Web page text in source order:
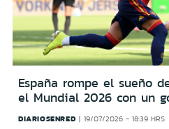
España rompe el sueño
el Mundial 2026 con un
DIARIOSENRED 19/07/2026 - 18:39 HRS